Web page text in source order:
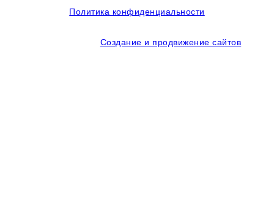
Политика конфиденциальности
Создание и продвижение сайтов